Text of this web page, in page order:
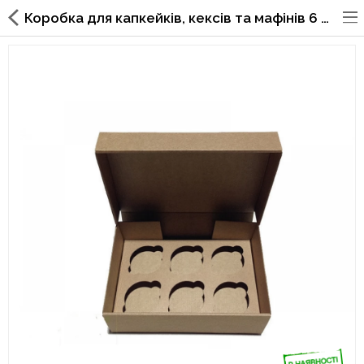
Коробка для капкейків, кексів та мафінів 6 шт 247*170*80 (Крафт)
Упаковка для фаст фуда, піцерій,
Склянки, кришки, тримачі,
Паперові пакети та куточки
Картонні коробки
Коробки для кондитерських